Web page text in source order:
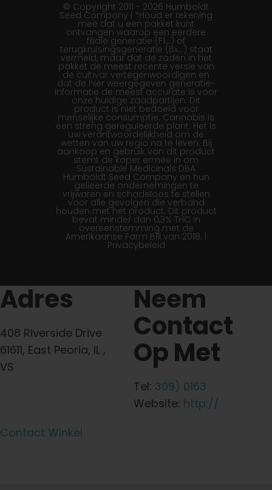
© Copyright 2011 - 2026 Humboldt
Seed Company | *Houd er rekening
mee dat u een pakket kunt
ontvangen waarop een eerdere
filiale generatie (F1…) of
terugkruisingsgeneratie (Bx…) staat
vermeld, maar dat de zaden in het
pakket de meest recente versie van
de cultivar vertegenwoordigen en
dat de hier weergegeven generatie-
informatie de meest accurate is voor
onze huidige zaadpartijen. Dit
product is niet bedoeld voor
menselijke consumptie. Cannabis is
een streng gereguleerde plant. Het is
uw verantwoordelijkheid om de
wetten van uw regio na te leven. Bij
aankoop en gebruik van dit product
stemt de koper ermee in om
Sustainable Medicinals DBA
Humboldt Seed Company en hun
gelieerde ondernemingen te
vrijwaren en schadeloos te stellen
voor alle gevolgen die verband
houden met het product. Dit product
bevat minder dan 0,3% THC in
overeenstemming met de
Amerikaanse Farm Bill van 2018. |
Privacybeleid
Adres
408 Riverside Drive
61611, East Peoria, IL ,
VS
Neem
Contact
Op Met
Tel: 309) 0163
Website: http://
Contact Winkel